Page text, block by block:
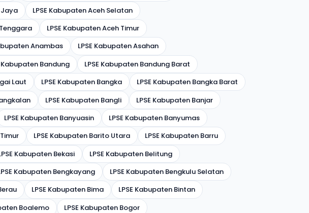
Jaya
LPSE Kabupaten Aceh Selatan
LPSE Kabupaten Aceh Timur
Anambas
LPSE Kabupaten Asahan
Kabupaten Bandung
LPSE Kabupaten Bandung Barat
Laut LPSE Kabupaten Bangka
LPSE Kabupaten Bangka Barat
LPSE Kabupaten Bangli
LPSE Kabupaten Banjar
LPSE Kabupaten Banyuasin
LPSE Kabupaten Banyumas
LPSE Kabupaten Barito Utara
LPSE Kabupaten Barru
Kabupaten Bekasi
LPSE Kabupaten Belitung
Kabupaten Bengkayang
LPSE Kabupaten Bengkulu Selatan
LPSE Kabupaten Bima
LPSE Kabupaten Bintan
Boalemo
LPSE Kabupaten Bogor